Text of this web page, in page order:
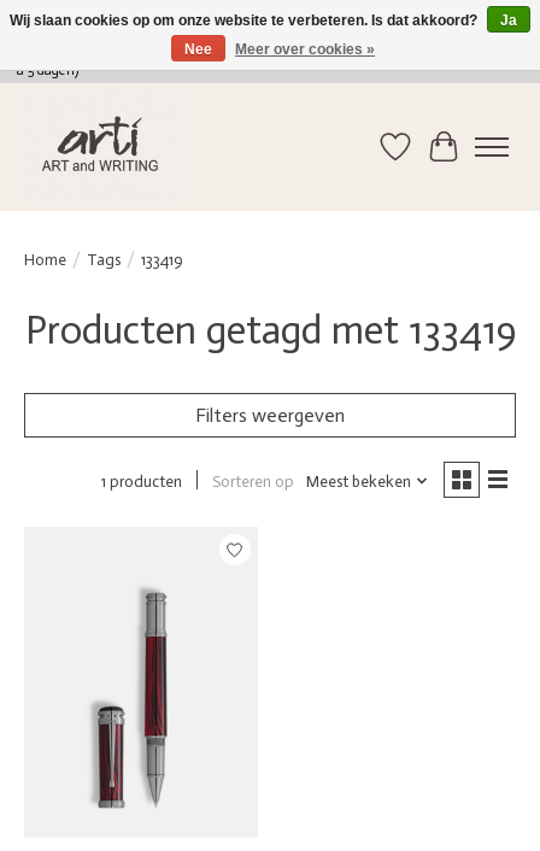
verkoop@arti-artandwriting.be/ +32 (0)471 41 82 41 / GRATIS verzending > 75 euro (2
a 5 dagen)
Verlanglijst
Home / Tags / 133419
Producten getagd met 133419
Filters weergeven
1 producten Sorteren op Meest bekeken
Wij slaan cookies op om onze website te verbeteren. Is dat akkoord?
Ja
Nee
Meer over cookies »